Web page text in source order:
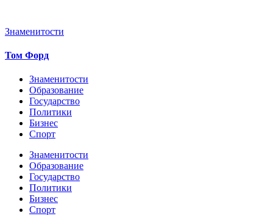
Знаменитости
Том Форд
Знаменитости
Образование
Государство
Политики
Бизнес
Спорт
Знаменитости
Образование
Государство
Политики
Бизнес
Спорт